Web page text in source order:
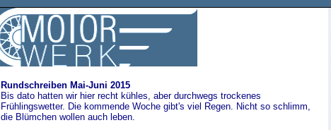
Rundschreiben Mai-Juni 2015
Bis dato hatten wir hier recht kühles, aber durchwegs trockenes
Frühlingswetter. Die kommende Woche gibt's viel Regen. Nicht so schlimm,
die Blümchen wollen auch leben.